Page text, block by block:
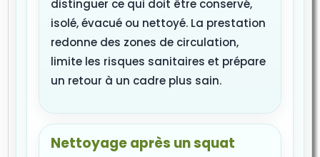
distinguer ce qui doit être conservé,
isolé, évacué ou nettoyé. La prestation
redonne des zones de circulation,
limite les risques sanitaires et prépare
un retour à un cadre plus sain.
Nettoyage après un squat